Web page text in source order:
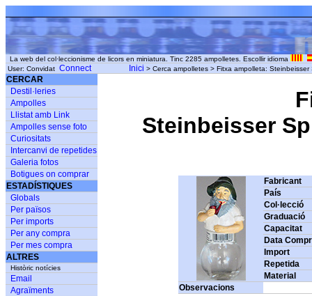
La web del col·leccionisme de licors en miniatura. Tinc 2285 ampolletes. Escollir idioma
User: Convidat Connect Inici > Cerca ampolletes > Fitxa ampolleta:
CERCAR
Destil·leries
Ampolles
Llistat amb Link
Ampolles sense foto
Curiositats
Intercanvi de repetides
Galeria fotos
Botigues on comprar
ESTADÍSTIQUES
Globals
Per països
Per imports
Per any compra
Per mes compra
ALTRES
Històric notícies
Email
Agraïments
Steinbeisser
Fabricant
País
Col·lecció
Graduació
Capacitat
Data
Import
Repetida
Material
Observacions